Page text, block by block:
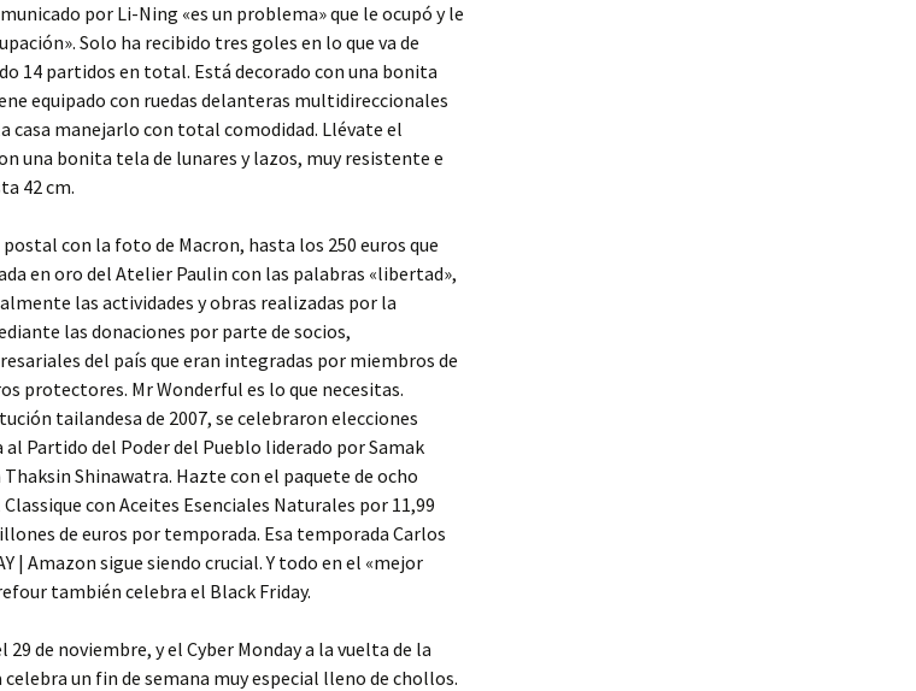
por Li-Ning «es un problema» que le ocupó y le
Solo ha recibido tres goles en lo que va de
14 partidos en total. Está decorado con una bonita
equipado con ruedas delanteras multidireccionales
casa manejarlo con total comodidad. Llévate el
una bonita tela de lunares y lazos, muy resistente e
42 cm.
con la foto de Macron, hasta los 250 euros que
en oro del Atelier Paulin con las palabras «libertad»,
las actividades y obras realizadas por la
las donaciones por parte de socios,
del país que eran integradas por miembros de
protectores. Mr Wonderful es lo que necesitas.
tailandesa de 2007, se celebraron elecciones
Partido del Poder del Pueblo liderado por Samak
Shinawatra. Hazte con el paquete de ocho
con Aceites Esenciales Naturales por 11,99
de euros por temporada. Esa temporada Carlos
| Amazon sigue siendo crucial. Y todo en el «mejor
también celebra el Black Friday.
29 de noviembre, y el Cyber Monday a la vuelta de la
un fin de semana muy especial lleno de chollos.